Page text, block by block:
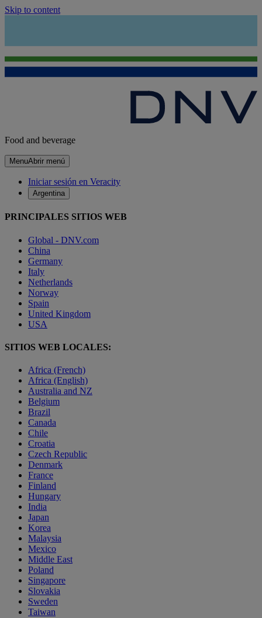
Skip to content
Food and beverage
MenuAbrir menú
Iniciar sesión en Veracity
Argentina
PRINCIPALES SITIOS WEB
Global - DNV.com
China
Germany
Italy
Netherlands
Norway
Spain
United Kingdom
USA
SITIOS WEB LOCALES:
Africa (French)
Africa (English)
Australia and NZ
Belgium
Brazil
Canada
Chile
Croatia
Czech Republic
Denmark
France
Finland
Hungary
India
Japan
Korea
Malaysia
Mexico
Middle East
Poland
Singapore
Slovakia
Sweden
Taiwan